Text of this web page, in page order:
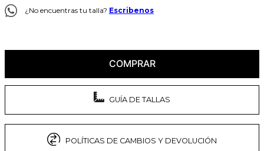
¿No encuentras tu talla? Escribenos
COMPRAR
GUÍA DE TALLAS
POLÍTICAS DE CAMBIOS Y DEVOLUCIÓN